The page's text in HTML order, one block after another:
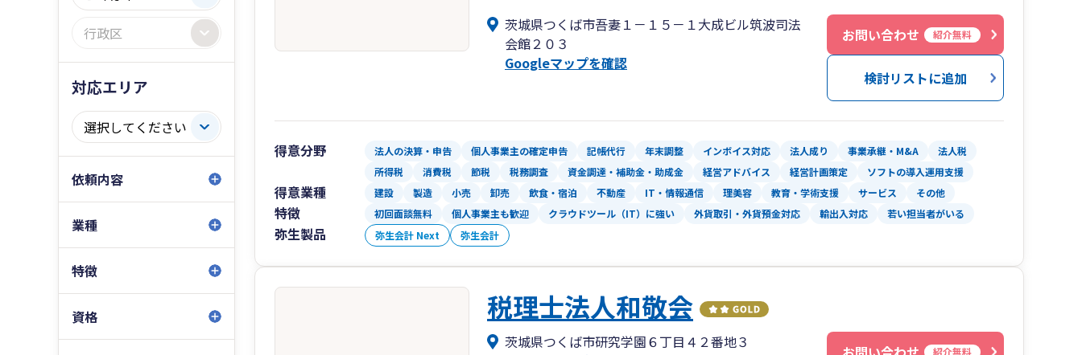
対応エリア
依頼内容
業種
特徴
資格
連絡ください。
（ご相談例）
・自計化を考えているが、どこから手を付けてよいのか分からない
・決算が近いが何をしてよいのか分からない
・自社の財務状態、経営状態がどのような状況か分からずに困っている
・既存の顧問税理士の先生に気軽に相談できない等
茨城県つくば市吾妻１－１５－１大成ビル筑波司法
会館２０３
Googleマップを確認
お問い合わせ 紹介無料
検討リストに追加
得意分野 法人の決算・申告 個人事業主の確定申告 記帳代行 年末調整 インボイス対応 法人成り 事業承継・M&A
法人税
所得税
消費税 節税 税務調査 資金調達・補助金・助成金 経営アドバイス 経営計画策定 ソフトの導入運用支援
得意業種 建設 製造 小売 卸売 飲食・宿泊 不動産 IT・情報通信 理美容 教育・学術支援 サービス その他
特徴 初回面談無料 個人事業主も歓迎 クラウドツール（IT）に強い 外貨取引・外貨預金対応 輸出入対応 若い担当者がいる
弥生製品 弥生会計 Next 弥生会計
税理士法人和敬会
茨城県つくば市研究学園６丁目４２番地３
紹介無料